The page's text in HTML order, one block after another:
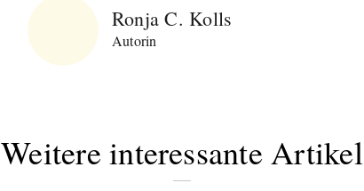
Ronja C. Kolls
Autorin
Weitere interessante Artikel
unseren Newsletter